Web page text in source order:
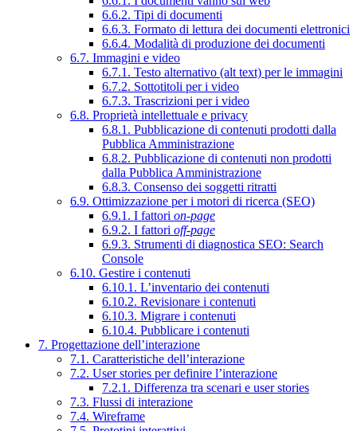
6.6.2. Tipi di documenti
6.6.3. Formato di lettura dei documenti elettronici
6.6.4. Modalità di produzione dei documenti
6.7. Immagini e video
6.7.1. Testo alternativo (alt text) per le immagini
6.7.2. Sottotitoli per i video
6.7.3. Trascrizioni per i video
6.8. Proprietà intellettuale e privacy
6.8.1. Pubblicazione di contenuti prodotti dalla
Pubblica Amministrazione
6.8.2. Pubblicazione di contenuti non prodotti
dalla Pubblica Amministrazione
6.8.3. Consenso dei soggetti ritratti
6.9. Ottimizzazione per i motori di ricerca (SEO)
6.9.1. I fattori on-page
6.9.2. I fattori off-page
6.9.3. Strumenti di diagnostica SEO: Search
Console
6.10. Gestire i contenuti
6.10.1. L’inventario dei contenuti
6.10.2. Revisionare i contenuti
6.10.3. Migrare i contenuti
6.10.4. Pubblicare i contenuti
7. Progettazione dell’interazione
7.1. Caratteristiche dell’interazione
7.2. User stories per definire l’interazione
7.2.1. Differenza tra scenari e user stories
7.3. Flussi di interazione
7.4. Wireframe